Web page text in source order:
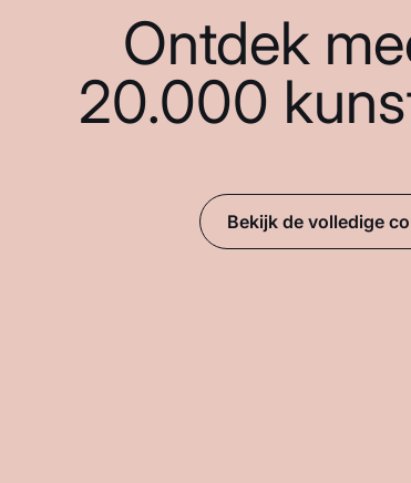
Ontdek
20.000
Bekijk de volledige